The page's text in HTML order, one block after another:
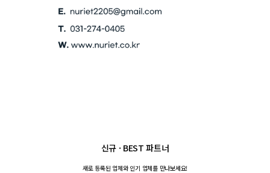
신규 · BEST 파트너
새로 등록된 업체와인기 업체를 만나보세요!